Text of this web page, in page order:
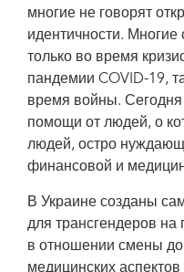
многие не говорят
идентичности.
только во время
пандемии COVID-19,
время войны.
помощи от людей, о
людей, остро
финансовой и
В Украине созданы
для трансгендеров на
в отношении смены
медицинских